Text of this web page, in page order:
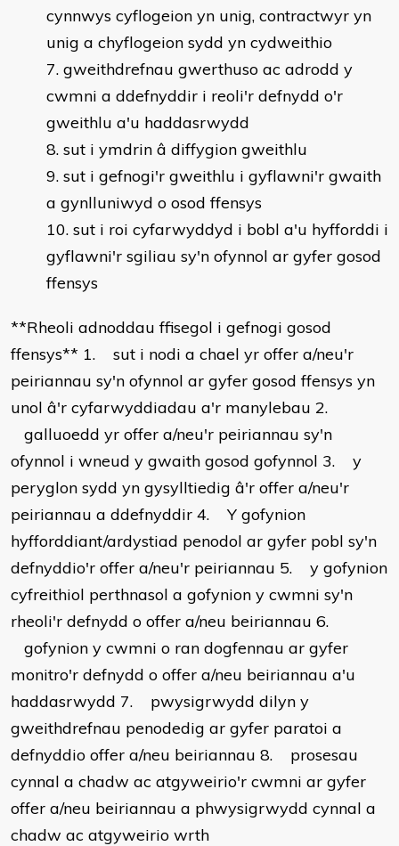
cynnwys cyflogeion yn unig, contractwyr yn
unig a chyflogeion sydd yn cydweithio
gweithdrefnau gwerthuso ac adrodd y
cwmni a ddefnyddir i reoli'r defnydd o'r
gweithlu a'u haddasrwydd
sut i ymdrin â diffygion gweithlu
sut i gefnogi'r gweithlu i gyflawni'r gwaith
a gynlluniwyd o osod ffensys
sut i roi cyfarwyddyd i bobl a'u hyfforddi i
gyflawni'r sgiliau sy'n ofynnol ar gyfer gosod
ffensys
**Rheoli adnoddau ffisegol i gefnogi gosod
ffensys** 1. sut i nodi a chael yr offer a/neu'r
peiriannau sy'n ofynnol ar gyfer gosod ffensys yn
unol â'r cyfarwyddiadau a'r manylebau 2.
galluoedd yr offer a/neu'r peiriannau sy'n
ofynnol i wneud y gwaith gosod gofynnol 3. y
peryglon sydd yn gysylltiedig â'r offer a/neu'r
peiriannau a ddefnyddir 4. Y gofynion
hyfforddiant/ardystiad penodol ar gyfer pobl sy'n
defnyddio'r offer a/neu'r peiriannau 5. y gofynion
cyfreithiol perthnasol a gofynion y cwmni sy'n
rheoli'r defnydd o offer a/neu beiriannau 6.
gofynion y cwmni o ran dogfennau ar gyfer
monitro'r defnydd o offer a/neu beiriannau a'u
haddasrwydd 7. pwysigrwydd dilyn y
gweithdrefnau penodedig ar gyfer paratoi a
defnyddio offer a/neu beiriannau 8. prosesau
cynnal a chadw ac atgyweirio'r cwmni ar gyfer
offer a/neu beiriannau a phwysigrwydd cynnal a
chadw ac atgyweirio wrth